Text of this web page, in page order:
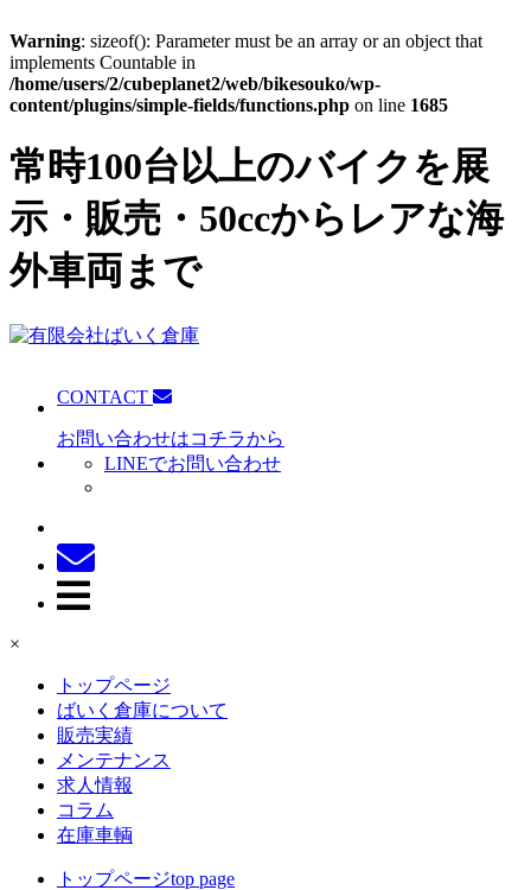
Warning: sizeof(): Parameter must be an array or an object that
implements Countable in
/home/users/2/cubeplanet2/web/bikesouko/wp-
content/plugins/simple-fields/functions.php on line 1685
常時100台以上のバイクを展
示・販売・50ccからレアな海
外車両まで
CONTACT
お問い合わせはコチラから
LINEでお問い合わせ
×
トップページ
ばいく倉庫について
販売実績
メンテナンス
求人情報
コラム
在庫車輌
トップページtop page